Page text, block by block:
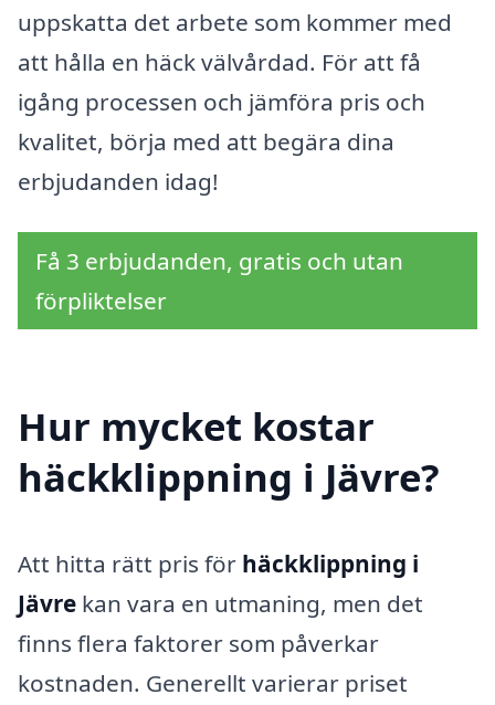
uppskatta det arbete som kommer med
att hålla en häck välvårdad. För att få
igång processen och jämföra pris och
kvalitet, börja med att begära dina
erbjudanden idag!
Få 3 erbjudanden, gratis och utan
förpliktelser
Hur mycket kostar
häckklippning i Jävre?
Att hitta rätt pris för häckklippning i
Jävre kan vara en utmaning, men det
finns flera faktorer som påverkar
kostnaden. Generellt varierar priset